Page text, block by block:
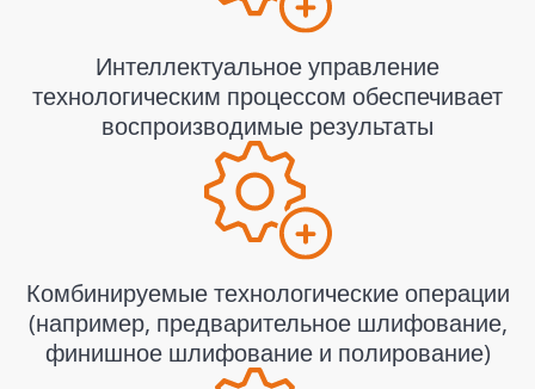
Интеллектуальное управление
технологическим процессом обеспечивает
воспроизводимые результаты
Комбинируемые технологические операции
(например, предварительное шлифование,
финишное шлифование и полирование)